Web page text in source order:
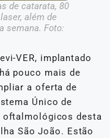
de catarata, 80
além de
semana. Foto:
VER, implantado
pouco mais de
a oferta de
Único de
oftalmológicos desta
São João. Estão